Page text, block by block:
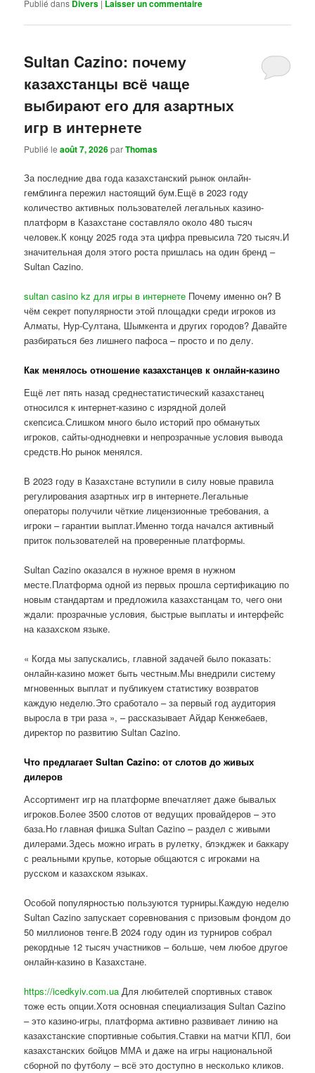
Publié dans Divers | Laisser un commentaire
Sultan Cazino: почему
казахстанцы всё чаще
выбирают его для азартных
игр в интернете
Publié leaoût 7, 2026parThomas
За последние два года казахстанский рынок онлайн-
гемблинга пережил настоящий бум.Ещё в 2023 году
количество активных пользователей легальных казино-
платформ в Казахстане составляло около 480 тысяч
человек.К концу 2025 года эта цифра превысила 720 тысяч.И
значительная доля этого роста пришлась на один бренд –
Sultan Cazino.
sultan casino kz для игры в интернете Почему именно он? В
чём секрет популярности этой площадки среди игроков из
Алматы, Нур-Султана, Шымкента и других городов? Давайте
разбираться без лишнего пафоса – просто и по делу.
Как менялось отношение казахстанцев к онлайн-казино
Ещё лет пять назад среднестатистический казахстанец
относился к интернет-казино с изрядной долей
скепсиса.Слишком много было историй про обманутых
игроков, сайты-однодневки и непрозрачные условия вывода
средств.Но рынок менялся.
В 2023 году в Казахстане вступили в силу новые правила
регулирования азартных игр в интернете.Легальные
операторы получили чёткие лицензионные требования, а
игроки – гарантии выплат.Именно тогда начался активный
приток пользователей на проверенные платформы.
Sultan Cazino оказался в нужное время в нужном
месте.Платформа одной из первых прошла сертификацию по
новым стандартам и предложила казахстанцам то, чего они
ждали: прозрачные условия, быстрые выплаты и интерфейс
на казахском языке.
« Когда мы запускались, главной задачей было показать:
онлайн-казино может быть честным.Мы внедрили систему
мгновенных выплат и публикуем статистику возвратов
каждую неделю.Это сработало – за первый год аудитория
выросла в три раза », – рассказывает Айдар Кенжебаев,
директор по развитию Sultan Cazino.
Что предлагает Sultan Cazino: от слотов до живых
дилеров
Ассортимент игр на платформе впечатляет даже бывалых
игроков.Более 3500 слотов от ведущих провайдеров – это
база.Но главная фишка Sultan Cazino – раздел с живыми
дилерами.Здесь можно играть в рулетку, блэкджек и баккару
с реальными крупье, которые общаются с игроками на
русском и казахском языках.
Особой популярностью пользуются турниры.Каждую неделю
Sultan Cazino запускает соревнования с призовым фондом до
50 миллионов тенге.В 2024 году один из турниров собрал
рекордные 12 тысяч участников – больше, чем любое другое
онлайн-казино в Казахстане.
https://icedkyiv.com.ua Для любителей спортивных ставок
тоже есть опции.Хотя основная специализация Sultan Cazino
– это казино-игры, платформа активно развивает линию на
казахстанские спортивные события.Ставки на матчи КПЛ, бои
казахстанских бойцов ММА и даже на игры национальной
сборной по футболу – всё это доступно в несколько кликов.